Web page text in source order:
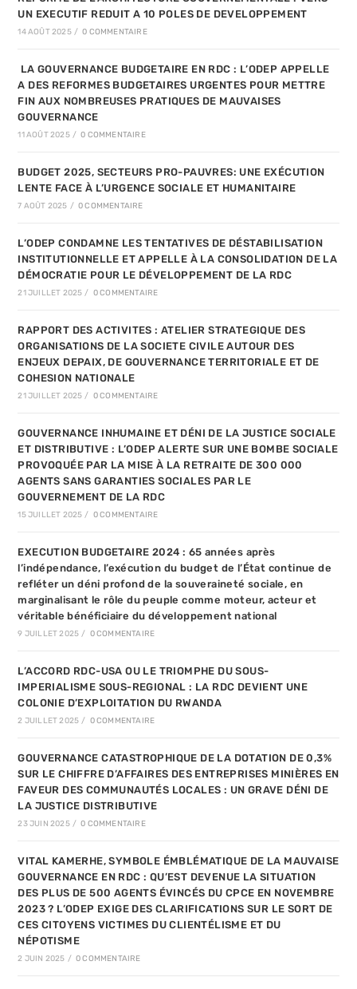
UN EXECUTIF REDUIT A 10 POLES DE DEVELOPPEMENT
14 AOÛT 2025 / 0 COMMENTAIRE
LA GOUVERNANCE BUDGETAIRE EN RDC : L’ODEP APPELLE
A DES REFORMES BUDGETAIRES URGENTES POUR METTRE
FIN AUX NOMBREUSES PRATIQUES DE MAUVAISES
GOUVERNANCE
11 AOÛT 2025 / 0 COMMENTAIRE
BUDGET 2025, SECTEURS PRO-PAUVRES: UNE EXÉCUTION
LENTE FACE À L’URGENCE SOCIALE ET HUMANITAIRE
7 AOÛT 2025 / 0 COMMENTAIRE
L’ODEP CONDAMNE LES TENTATIVES DE DÉSTABILISATION
INSTITUTIONNELLE ET APPELLE À LA CONSOLIDATION DE LA
DÉMOCRATIE POUR LE DÉVELOPPEMENT DE LA RDC
21 JUILLET 2025 / 0 COMMENTAIRE
RAPPORT DES ACTIVITES : ATELIER STRATEGIQUE DES
ORGANISATIONS DE LA SOCIETE CIVILE AUTOUR DES
ENJEUX DEPAIX, DE GOUVERNANCE TERRITORIALE ET DE
COHESION NATIONALE
21 JUILLET 2025 / 0 COMMENTAIRE
GOUVERNANCE INHUMAINE ET DÉNI DE LA JUSTICE SOCIALE
ET DISTRIBUTIVE : L’ODEP ALERTE SUR UNE BOMBE SOCIALE
PROVOQUÉE PAR LA MISE À LA RETRAITE DE 300 000
AGENTS SANS GARANTIES SOCIALES PAR LE
GOUVERNEMENT DE LA RDC
15 JUILLET 2025 / 0 COMMENTAIRE
EXECUTION BUDGETAIRE 2024 : 65 années après
l’indépendance, l’exécution du budget de l’État continue de
refléter un déni profond de la souveraineté sociale, en
marginalisant le rôle du peuple comme moteur, acteur et
véritable bénéficiaire du développement national
9 JUILLET 2025 / 0 COMMENTAIRE
L’ACCORD RDC-USA OU LE TRIOMPHE DU SOUS-
IMPERIALISME SOUS-REGIONAL : LA RDC DEVIENT UNE
COLONIE D’EXPLOITATION DU RWANDA
2 JUILLET 2025 / 0 COMMENTAIRE
GOUVERNANCE CATASTROPHIQUE DE LA DOTATION DE 0,3%
SUR LE CHIFFRE D’AFFAIRES DES ENTREPRISES MINIÈRES EN
FAVEUR DES COMMUNAUTÉS LOCALES : UN GRAVE DÉNI DE
LA JUSTICE DISTRIBUTIVE
23 JUIN 2025 / 0 COMMENTAIRE
VITAL KAMERHE, SYMBOLE ÉMBLÉMATIQUE DE LA MAUVAISE
GOUVERNANCE EN RDC : QU’EST DEVENUE LA SITUATION
DES PLUS DE 500 AGENTS ÉVINCÉS DU CPCE EN NOVEMBRE
2023 ? L’ODEP EXIGE DES CLARIFICATIONS SUR LE SORT DE
CES CITOYENS VICTIMES DU CLIENTÉLISME ET DU
NÉPOTISME
2 JUIN 2025 / 0 COMMENTAIRE